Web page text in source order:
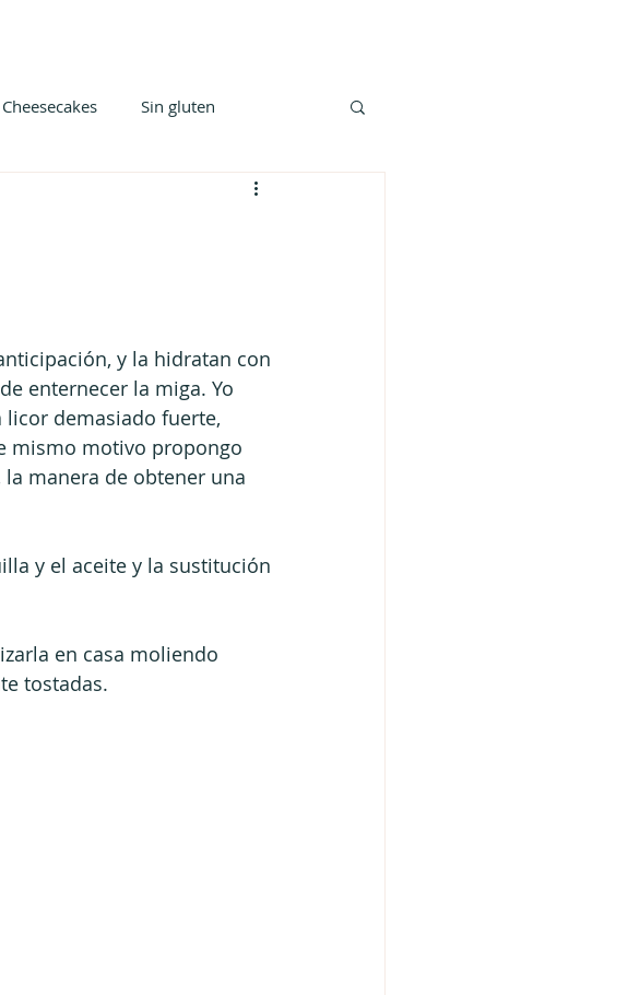
Cheesecakes Sin gluten
y la hidratan con
enternecer la miga. Yo
demasiado fuerte,
mismo motivo propongo
manera de obtener una
y el aceite y la sustitución
en casa moliendo
tostadas.